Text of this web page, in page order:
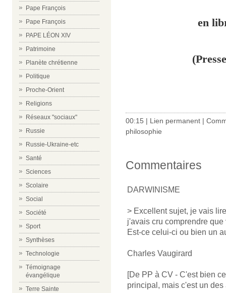
Pape François
Pape François
PAPE LÉON XIV
Patrimoine
Planète chrétienne
Politique
Proche-Orient
Religions
Réseaux "sociaux"
Russie
Russie-Ukraine-etc
Santé
Sciences
Scolaire
Social
Société
Sport
Synthèses
Technologie
Témoignage
évangélique
Terre Sainte
en
00:15 | Lien permanent |
philosophie
Commentaires
DARWINISME
> Excellent sujet, je vais
j'avais cru comprendre
Est-ce celui-ci ou bien un
Charles Vaugirard
[De PP à CV - C'est bien
principal, mais c'est un des